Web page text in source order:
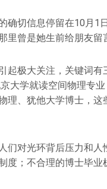
确切信息停留在10月1
里曾是她生前给朋友留
起极大关注，关键词
大学就读空间物理专
理、犹他大学博士，
们对光环背后压力和
度；不合理的博士毕业